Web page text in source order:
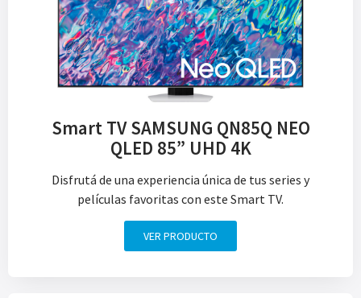
Smart TV SAMSUNG QN85Q NEO
QLED 85” UHD 4K
Disfrutá de una experiencia única de tus series y
películas favoritas con este Smart TV.
VER PRODUCTO